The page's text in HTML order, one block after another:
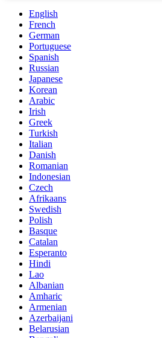
English
French
German
Portuguese
Spanish
Russian
Japanese
Korean
Arabic
Irish
Greek
Turkish
Italian
Danish
Romanian
Indonesian
Czech
Afrikaans
Swedish
Polish
Basque
Catalan
Esperanto
Hindi
Lao
Albanian
Amharic
Armenian
Azerbaijani
Belarusian